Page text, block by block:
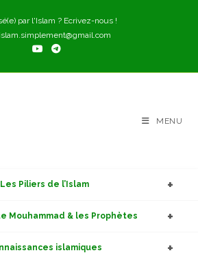
par l'Islam ? Ecrivez-nous !
MENU
Les Piliers de l’Islam
Mouhammad & les Prophètes
islamiques